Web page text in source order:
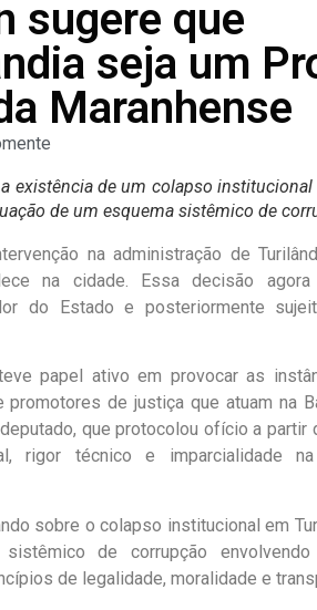
sugere que
seja um
Maranhense
existência de um colapso institucional
de um esquema sistêmico de
na administração de
na cidade. Essa decisão
do Estado e posteriormente
papel ativo em provocar as
de justiça que atuam na
que protocolou ofício a partir
rigor técnico e imparcialidade
sobre o colapso institucional em
de corrupção
de legalidade, moralidade e